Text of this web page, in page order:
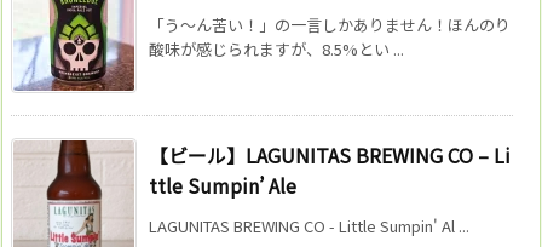
「う〜ん苦い！」の一言しかありません！ほんのり
酸味が感じられますが、8.5%とい ...
【ビール】LAGUNITAS BREWING CO – Li
ttle Sumpin’ Ale
LAGUNITAS BREWING CO - Little Sumpin' Al ...